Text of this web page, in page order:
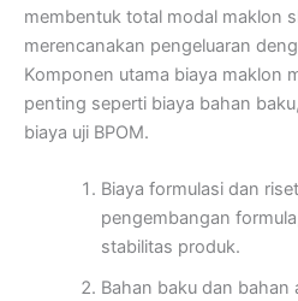
membentuk total modal maklon
merencanakan pengeluaran
Komponen utama biaya maklon
penting seperti biaya bahan
biaya uji BPOM.
Biaya formulasi dan
pengembangan
stabilitas produk.
Bahan baku dan bahan